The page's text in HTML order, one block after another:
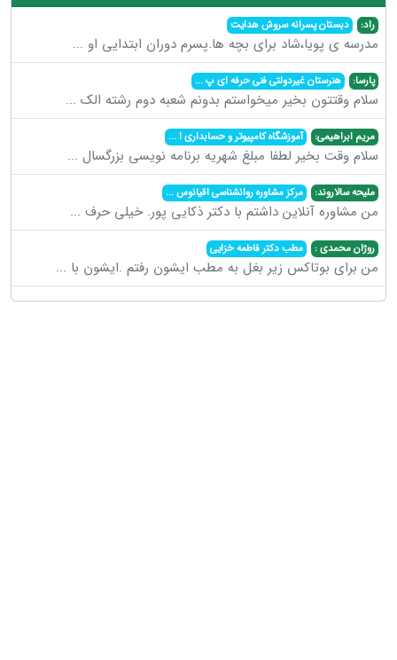
راد: دبستان پسرانه سروش هدایت
مدرسه ی پویا،شاد برای بچه ها.پسرم دوران ابتدایی او ...
پارسا: هنرستان غیردولتی فنی حرفه ای پ...
سلام وقتتون بخیر میخواستم بدونم شعبه دوم رشته الک ...
مریم ابراهیمی: آموزشگاه کامپیوتر و حسابداری ا...
سلام وقت بخیر لطفا مبلغ شهریه برنامه نویسی بزرگسال ...
ملیحه سالاروند: مرکز مشاوره روانشناسی اقیانوس...
من مشاوره آنلاین داشتم با دکتر ذکایی پور. خیلی حرف ...
روژان محمدی : مطب دکتر فاطمه خزایی
من برای بوتاکس زیر بغل به مطب ایشون رفتم .ایشون با ...